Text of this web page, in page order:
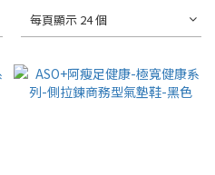
每頁顯示 24 個